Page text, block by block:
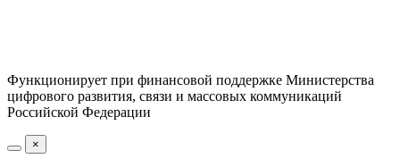
Функционирует при финансовой поддержке Министерства
цифрового развития, связи и массовых коммуникаций
Российской Федерации
×